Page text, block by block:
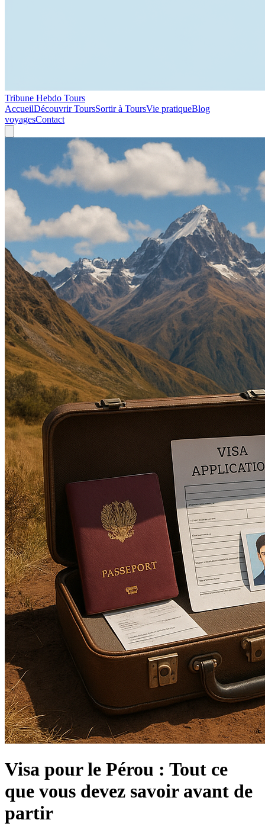
Tribune Hebdo Tours
AccueilDécouvrir ToursSortir à ToursVie pratiqueBlog
voyagesContact
Visa pour le Pérou : Tout ce
que vous devez savoir avant de
partir